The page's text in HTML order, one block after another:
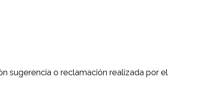
sugerencia o reclamación realizada por el